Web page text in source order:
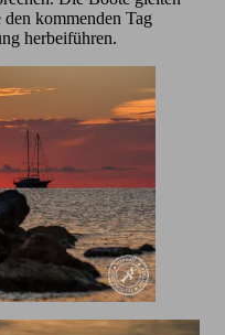
den kommenden Tag
herbeiführen.